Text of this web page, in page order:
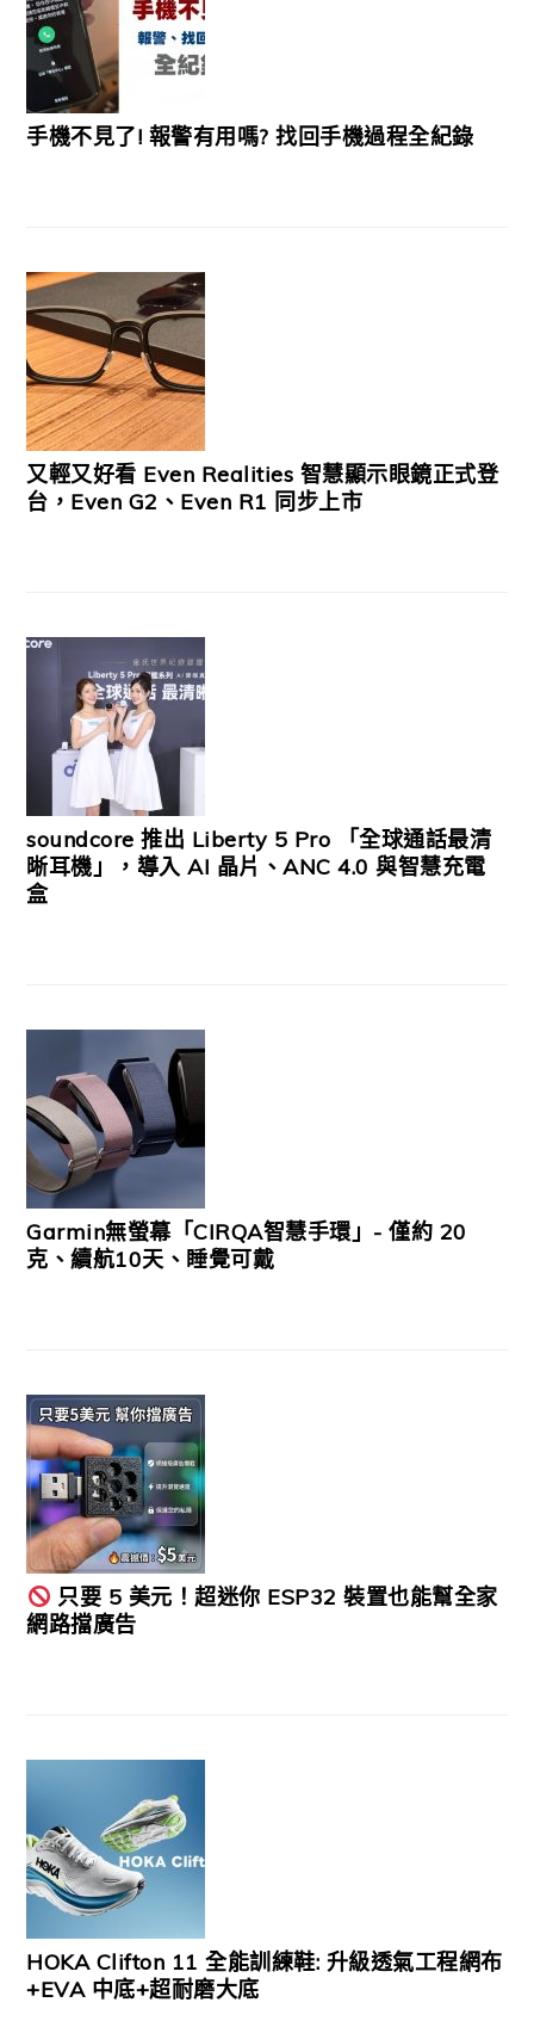
手機不見了! 報警有用嗎? 找回手機過程全紀錄
又輕又好看 Even Realities 智慧顯示眼鏡正式登
台，Even G2、Even R1 同步上市
soundcore 推出 Liberty 5 Pro 「全球通話最清
晰耳機」，導入 AI 晶片、ANC 4.0 與智慧充電
盒
Garmin無螢幕「CIRQA智慧手環」- 僅約 20
克、續航10天、睡覺可戴
只要 5 美元！超迷你 ESP32 裝置也能幫全家
網路擋廣告
HOKA Clifton 11 全能訓練鞋: 升級透氣工程網布
+EVA 中底+超耐磨大底